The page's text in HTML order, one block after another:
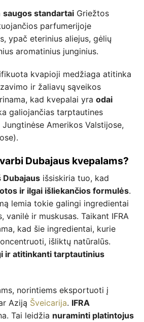
saugos standartai Griežtos
parfumerijoje
ypač eterinius aliejus, gėlių
aromatinius junginius.
kvapioji medžiaga atitinka
ir žaliavų sąveikos
kad kvepalai yra odai
galiojančias tarptautines
Amerikos Valstijose,
Dubajaus kvepalams?
Dubajaus išsiskiria tuo, kad
ir ilgai išliekančios formulės.
lemia tokie galingi ingredientai
vanilė ir muskusas. Taikant IFRA
kad šie ingredientai, kurie
išliktų natūralūs.
ir atitinkanti tarptautinius
norintiems eksportuoti į
Aziją Šveicarija. IFRA
Tai leidžia nuraminti platintojus